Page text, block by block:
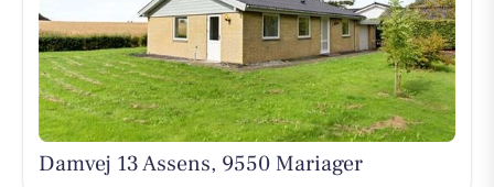
Damvej 13 Assens, 9550 Mariager